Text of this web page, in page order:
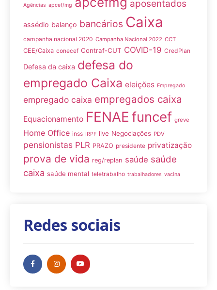
Agências apcef/mg aposentados
assédio balanço bancários Caixa
campanha nacional 2020 Campanha Nacional 2022 CCT
CEE/Caixa conecef Contraf-CUT COVID-19 CredPlan
Defesa da caixa defesa do
empregado Caixa eleições Empregado
empregado caixa empregados caixa
Equacionamento FENAE funcef greve
Home Office inss IRPF live Negociações PDV
pensionistas PLR PRAZO presidente privatização
prova de vida reg/replan saúde saúde
caixa saúde mental teletrabalho trabalhadores vacina
Redes sociais